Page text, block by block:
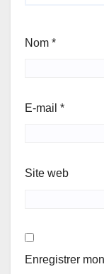
Nom *
E-mail *
Site web
Enregistrer